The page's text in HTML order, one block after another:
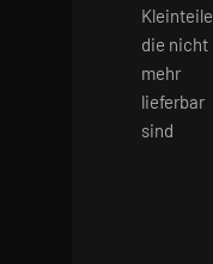
Kleinteile
die nicht
mehr
lieferbar
sind